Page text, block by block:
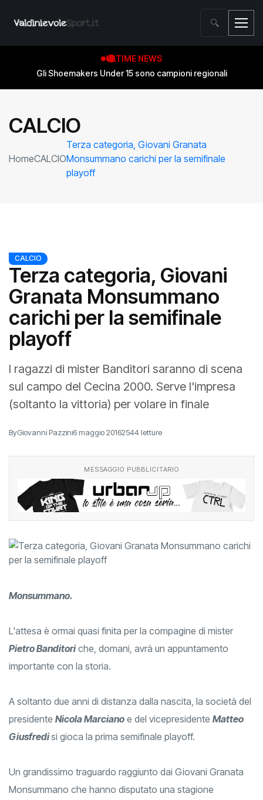
🔍
ULTIME NEWS
Gli Shoemakers Under 15 sono campioni regionali
CALCIO
HomeCALCIO
Terza categoria, Giovani Granata
Monsummano carichi per la semifinale
playoff
CALCIO
Terza categoria, Giovani
Granata Monsummano
carichi per la semifinale
playoff
I ragazzi di mister Banditori saranno di scena
sul campo del Cecina 2000. Serve l'impresa
(soltanto la vittoria) per volare in finale
ByGiovanni Pazzini6 maggio 20162544 letture
MESSAGGIO PUBBLICITARIO
Monsummano.
L'attesa è ormai quasi finita per la compagine di mister
Pietro Banditoriche, domani, avrà un appuntamento
importante con la storia.
A soltanto due anni di distanza dalla nascita, la società del
presidente Nicola Marciano e del vicepresidente Matteo
Giusfredisi gioca la prima semifinale playoff.
Un grandissimo traguardo raggiunto dai Giovani Granata
Monsummano che hanno disputato una stagione